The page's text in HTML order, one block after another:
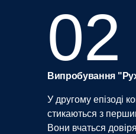
02
Випробування
У другому епізоді
стикаються з
Вони вчаться